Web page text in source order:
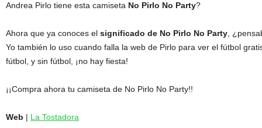
Andrea Pirlo tiene esta camiseta No Pirlo No Party?
Ahora que ya conoces el significado de No Pirlo No Party ,
Yo también lo uso cuando falla la web de Pirlo para ver el fútbol
fútbol, y sin fútbol, ¡no hay fiesta!
¡¡Compra ahora tu camiseta de No Pirlo No Party!!
Web | La Tostadora